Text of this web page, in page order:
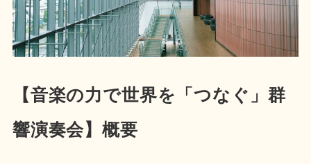
【音楽の力で世界を「つなぐ」群
響演奏会】概要